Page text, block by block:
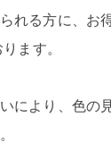
れる方に、お
ます。
により、色の